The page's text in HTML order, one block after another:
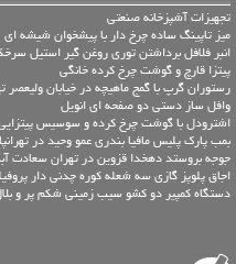
تجهیزات آشپزخانه صنعتی
میز تاپینگ ساده چرخ دار با پیشخوان شیشه ای
انبر فلافل برداشتن توری روغن گیر استیل
پیتزا قارچ و گوشت چرخ کرده خانگی
رستوران گرپ با گمج ماهیچه در خیابان ولیعصر
وافل ساز دستی دو صفحه ای انویل
اشترودل با گوشت چرخ کرده و سوسیس پیتزایی
بمب پارک پلیس مافیا بندری عمو وحید در
جوجه بروستد دهخدا قزوین در تهران سعادت
اجاق پلوپز گازی سه شعله کوره چدنی دار
دستگاه کمپیر دو کشو سیب زمینی شکم پر و